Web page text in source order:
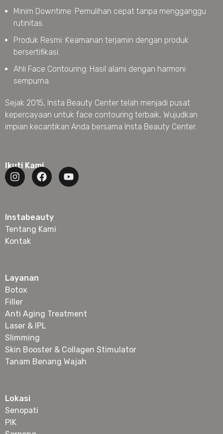
Minim Downtime: Pemulihan cepat tanpa mengganggu
rutinitas.
Produk Resmi: Keamanan terjamin dengan produk
bersertifikasi.
Ahli Face Contouring: Hasil alami dengan harmoni
sempurna.
Sejak 2015, Insta Beauty Center telah menjadi pusat
kepercayaan untuk face contouring terbaik, Wujudkan
impian kecantikan Anda bersama Insta Beauty Center.
Ikuti Kami
Instabeauty
Tentang Kami
Kontak
Layanan
Botox
Filler
Anti Aging Treatment
Laser & IPL
Slimming
Skin Booster & Collagen Stimulator
Tanam Benang Wajah
Lokasi
Senopati
PIK